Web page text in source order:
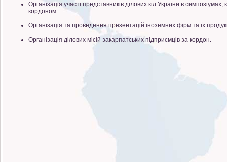
Організація участі представників ділових кіл України в
кордоном
Організація та проведення презентацій іноземних фірм та їх
Організація ділових місій закарпатських підприємців за кордон.